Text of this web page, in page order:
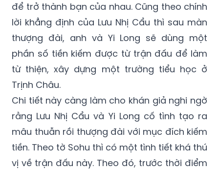
để trở thành bạn của nhau. Cũng theo chính
lời khẳng định của Lưu Nhị Cẩu thì sau màn
thượng đài, anh và Yi Long sẽ dùng một
phần số tiền kiếm được từ trận đấu để làm
từ thiện, xây dựng một trường tiểu học ở
Trịnh Châu.
Chi tiết này càng làm cho khán giả nghi ngờ
rằng Lưu Nhị Cẩu và Yi Long cố tình tạo ra
mâu thuẫn rồi thượng đài với mục đích kiếm
tiền. Theo tờ Sohu thì có một tình tiết khá thú
vị về trận đấu này. Theo đó, trước thời điểm